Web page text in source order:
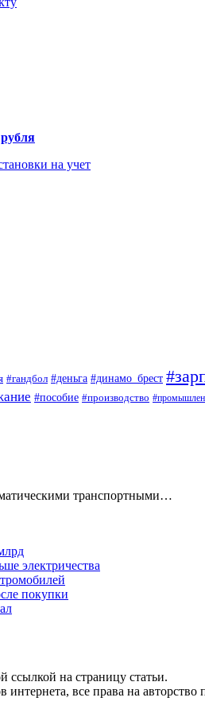
на учет
#гандбол #деньга #динамо_брест
#пособие #производство
транспортными…
электричества
покупки
ссылкой на страницу статьи.
все права на